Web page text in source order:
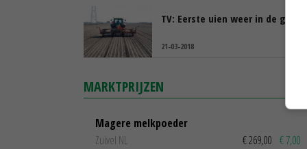
TV: Eerste uien weer in de grond
21-03-2018
MARKTPRIJZEN
Magere melkpoeder
Zuivel NL
€ 269,00 € 7,00